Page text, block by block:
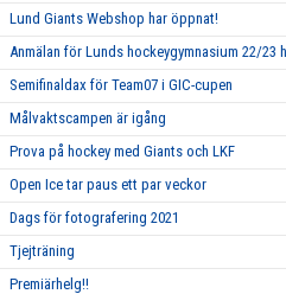
Lund Giants Webshop har öppnat!
Anmälan för Lunds hockeygymnasium 22/23
Semifinaldax för Team07 i GIC-cupen
Målvaktscampen är igång
Prova på hockey med Giants och LKF
Open Ice tar paus ett par veckor
Dags för fotografering 2021
Tjejträning
Premiärhelg!!